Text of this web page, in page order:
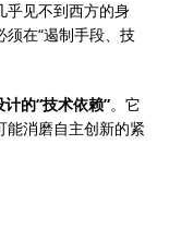
乎见不到西方的身
在“遏制手段、技
的“技术依赖”。它
能消磨自主创新的紧